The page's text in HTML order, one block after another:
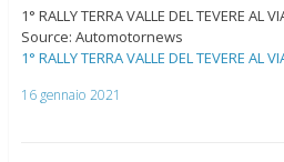
1° RALLY TERRA VALLE DEL TEVERE AL
Source: Automotornews
1° RALLY TERRA VALLE DEL TEVERE AL
16 gennaio 2021